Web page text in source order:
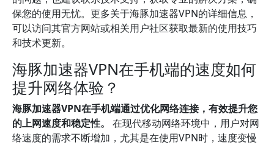
保您的使用无忧。更多关于海豚加速器VPN的详细信息，
可以访问其官方网站或相关用户社区获取最新的使用技巧
和技术更新。
海豚加速器VPN在手机端的速度如何
提升网络体验？
海豚加速器VPN在手机端通过优化网络连接，有效提升您
的上网速度和稳定性。
在现代移动网络环境中，用户对网
络速度的需求不断增加，尤其是在使用VPN时，速度变慢